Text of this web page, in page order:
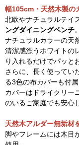
幅105cm・天然木製の
北欧やナチュラルテイ
ングダイニングベンチ。
ナチュラルカラーの天
清潔感漂うホワイトの
り入れるだけでパッと
さらに、長く使ってい
る3色の布カバーも付属
カバーはドライクリー
のいるご家庭でも安心
天然木アルダー無垢材
脚やフレームには木目